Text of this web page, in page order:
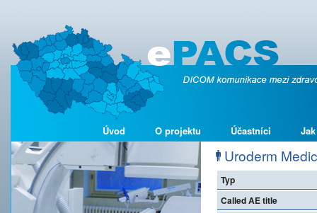
Úvod O projektu Účastníci
Uroderm
Typ
Called AE title